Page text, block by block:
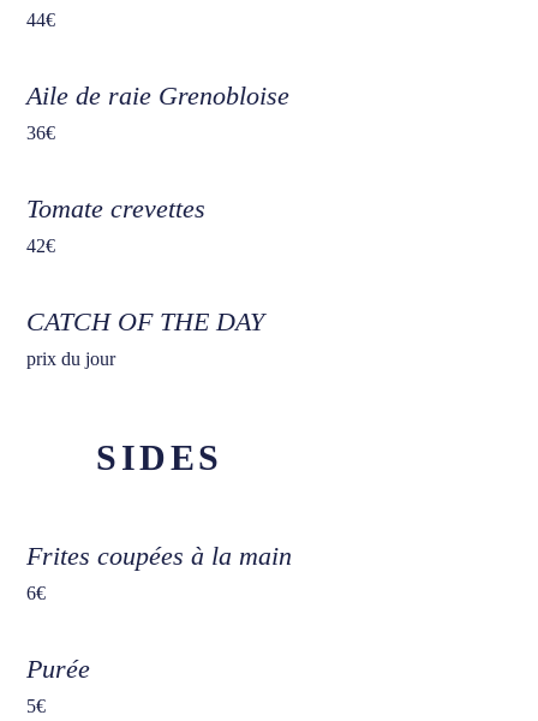
44€
Aile de raie Grenobloise
36€
Tomate crevettes
42€
CATCH OF THE DAY
prix du jour
SIDES
Frites coupées à la main
6€
Purée
5€